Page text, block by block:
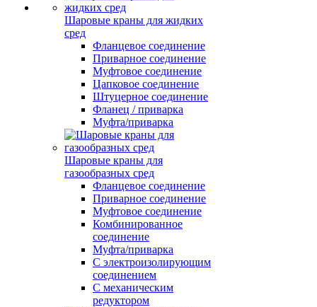
Шаровые краны для жидких
сред
Фланцевое соединение
Приварное соединение
Муфтовое соединение
Цапковое соединение
Штуцерное соединение
Фланец / приварка
Муфта/приварка
Шаровые краны для
газообразных сред
Фланцевое соединение
Приварное соединение
Муфтовое соединение
Комбинированное
соединение
Муфта/приварка
С электроизолирующим
соединением
С механическим
редуктором